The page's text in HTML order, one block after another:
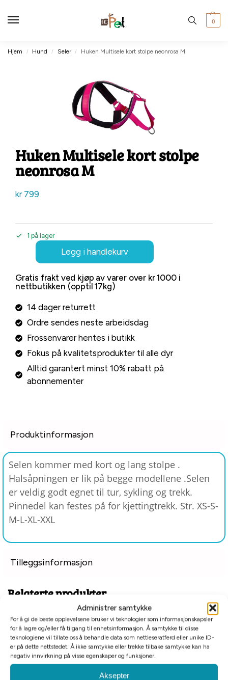
Administrer samtykke
For å gi de beste opplevelsene bruker vi teknologier som informasjonskapsler
for å lagre og/eller få tilgang til enhetsinformasjon. Å samtykke til disse
teknologiene vil tillate oss å behandle data som nettleseratferd eller unike ID-
er på dette nettstedet. Å ikke samtykke eller trekke tilbake samtykke kan ha
negativ innvirkning på visse egenskaper og funksjoner.
Aksepter
0
Hjem / Hund / Seler / Huken Multisele kort stolpe neonrosa M
Huken Multisele kort stolpe
neonrosa M
kr799
1 på lager
Legg i handlekurv
Gratis frakt ved kjøp av varer over kr 1000 i
nettbutikken (opptil 17kg)
14 dager returrett
Ordre sendes neste arbeidsdag
Frossenvarer hentes i butikk
Fokus på kvalitetsprodukter til alle dyr
Alltid garantert minst 10% rabatt på
abonnementer
Produktinformasjon
Selen kommer med kort og lang stolpe .
Halsåpningen er lik på begge modellene .Selen
er veldig godt egnet til tur, sykling og trekk.
Pinnedel kan festes på for kjettingtrekk. Str. XS-S-
M-L-XL-XXL
Tilleggsinformasjon
Relaterte produkter
-80%
Billigkroken